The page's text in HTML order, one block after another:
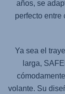
años, se
perfecto entre
Ya sea el
larga,
volante. Su